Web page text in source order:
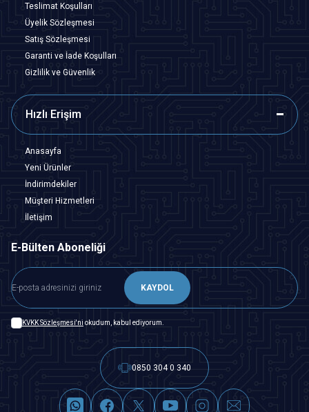
Teslimat Koşulları
Üyelik Sözleşmesi
Satış Sözleşmesi
Garanti ve İade Koşulları
Gizlilik ve Güvenlik
Hızlı Erişim
Anasayfa
Yeni Ürünler
İndirimdekiler
Müşteri Hizmetleri
İletişim
E-Bülten Aboneliği
KAYDOL
KVKK Sözleşmesi'ni okudum, kabul ediyorum.
0850 304 0 340